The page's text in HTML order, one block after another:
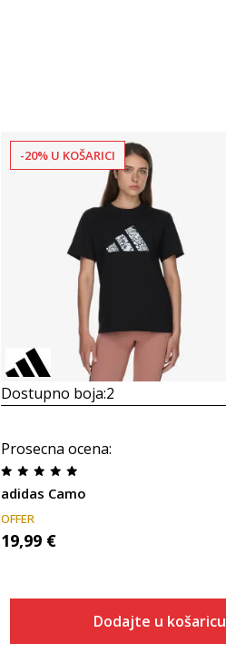
-20% U KOŠARICI
Dostupno boja:2
Prosecna ocena:
adidas Camo
OFFER
19,99 €
Dodajte u košaricu